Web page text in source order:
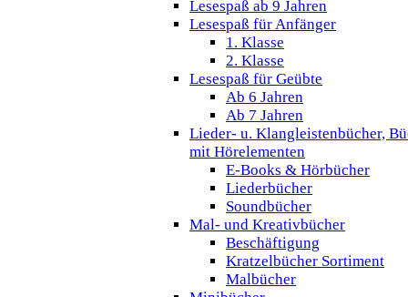
Lesespaß ab 9 Jahren
Lesespaß für Anfänger
1. Klasse
2. Klasse
Lesespaß für Geübte
Ab 6 Jahren
Ab 7 Jahren
Lieder- u. Klangleistenbücher,
mit Hörelementen
E-Books & Hörbücher
Liederbücher
Soundbücher
Mal- und Kreativbücher
Beschäftigung
Kratzelbücher Sortiment
Malbücher